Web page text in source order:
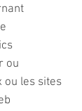
ou
ou les sites